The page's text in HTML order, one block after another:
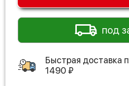
под
Быстрая доставка
1490 ₽